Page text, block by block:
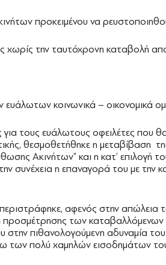
προκειμένου να
χωρίς την ταυτόχρονη καταβολή
ευάλωτων κοινωνικά – οικονομικά
τους ευάλωτους οφειλέτες που
θεσμοθετήθηκε η μεταβίβαση
Ακινήτων” και η κατ’ επιλογή
συνέχεια η επαναγορά του με την
αφενός στην απώλεια
των καταβαλλόμενων
πιθανολογούμενη αδυναμία
των πολύ χαμηλών εισοδημάτων